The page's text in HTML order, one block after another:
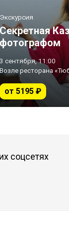
Экскурсия
Секретная
фотографом
3 сентября, 11:00
Возле ресторана
от 5195 ₽
соцсетях